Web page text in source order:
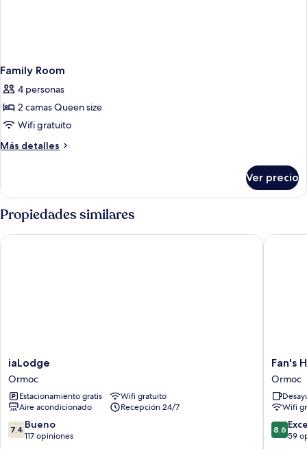
Family Room
4 personas
2 camas Queen size
Wifi gratuito
Más detalles
Más
Room
Ver precio
Propiedades similares
iaLodge
Ormoc
iaLodge
Ormoc
Estacionamiento gratis
Wifi gratuito
Aire acondicionado
Recepción 24/7
7.4
de
7.4 Bueno
117 opiniones
iaLodge
Fan's
Hotel
Ormoc
Ormoc
Fan's
Ormoc
Wifi
8.6
de
8.6
59
Fan's